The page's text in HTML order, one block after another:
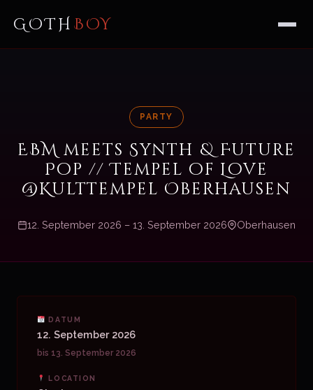
GOTH BOY
PARTY
EBM meets Synth & Future
Pop // Tempel of Love
@Kulttempel Oberhausen
12. September 2026 – 13. September 2026 Oberhausen
DATUM
12. September 2026
bis 13. September 2026
LOCATION